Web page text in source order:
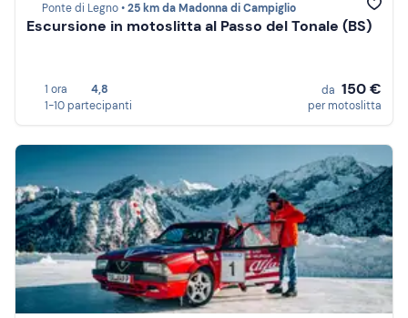
Ponte di Legno •25 km da Madonna di Campiglio
Escursione in motoslitta al Passo del Tonale (BS)
1 ora
4,8
1-10 partecipanti
da 150 €
per motoslitta